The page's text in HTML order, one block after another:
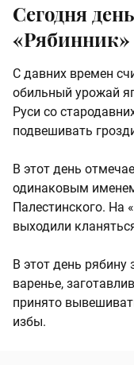
Сегодня
«Рябинник»
С давних времен
обильный урожай
Руси со
подвешивать
В этот день
одинаковым
Палестинского. На
выходили
В этот день рябину
варенье,
принято
избы.